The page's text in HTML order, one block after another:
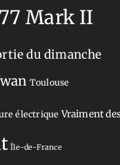
Mark II
du dimanche
Toulouse
électrique Vraiment
Île-de-France